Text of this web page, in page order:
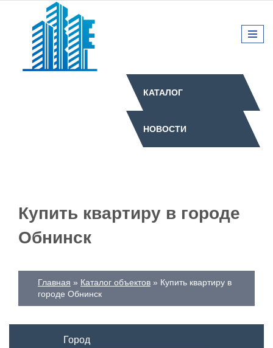
КАТАЛОГ
НОВОСТИ
Купить квартиру в городе
Обнинск
Главная Каталог объектов
Купить квартиру в
городе Обнинск
Город